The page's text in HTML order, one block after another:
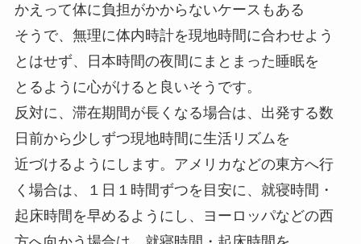
かえって体に負担がかからないケースもある
そうで、無理に体内時計を現地時間に合わせよう
とはせず、日本時間の夜間にまとまった睡眠を
とるように心がけると良いそうです。
反対に、滞在期間が長くなる場合は、出発する数
日前から少しずつ現地時間に生活リズムを
近づけるようにします。アメリカなどの東方へ行
く場合は、１日１時間ずつを目安に、就寝時間・
起床時間を早めるようにし、ヨーロッパなどの西